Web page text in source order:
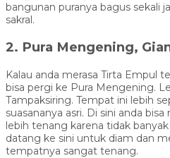
bangunan puranya bagus sekali
sakral.
2. Pura Mengening,
Kalau anda merasa Tirta Empul
bisa pergi ke Pura Mengening.
Tampaksiring. Tempat ini lebih
suasananya asri. Di sini anda
lebih tenang karena tidak
datang ke sini untuk diam dan
tempatnya sangat tenang.